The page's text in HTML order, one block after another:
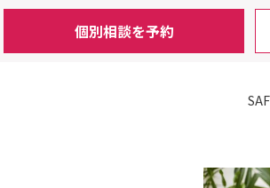
個別相談を予約